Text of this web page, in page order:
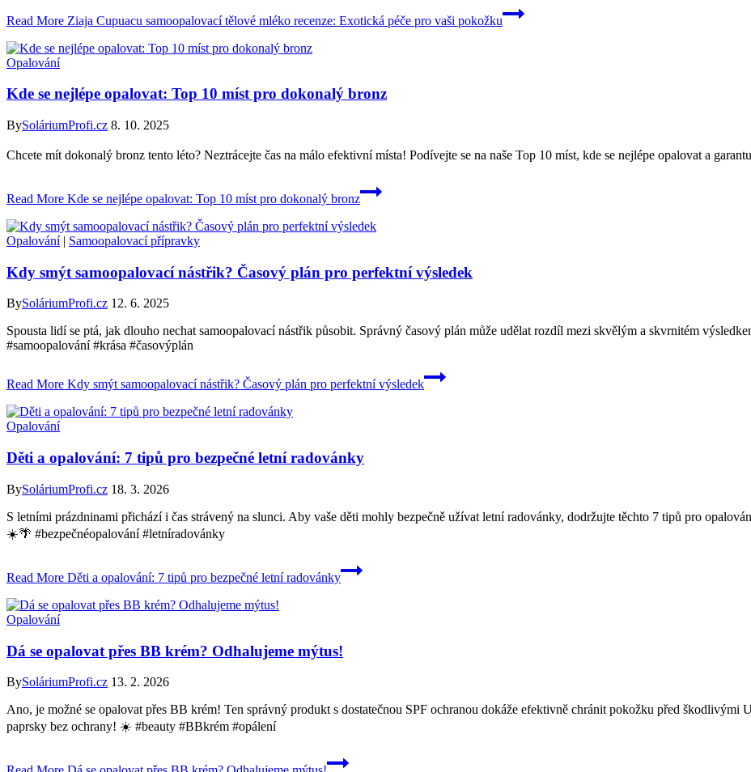
Read More Ziaja Cupuacu samoopalovací tělové mléko recenze: Exotická péče pro vaši pokožku
Opalování
Kde se nejlépe opalovat: Top 10 míst pro dokonalý bronz
BySoláriumProfi.cz 8. 10. 2025
Chcete mít dokonalý bronz tento léto? Neztrácejte čas na málo efektivní místa! Podívejte se na naše Top 10 míst, kde se nejlépe opalovat a
Read More Kde se nejlépe opalovat: Top 10 míst pro dokonalý bronz
Opalování| Samoopalovací přípravky
Kdy smýt samoopalovací nástřik? Časový plán pro perfektní výsledek
BySoláriumProfi.cz 12. 6. 2025
Spousta lidí se ptá, jak dlouho nechat samoopalovací nástřik působit. Správný časový plán může udělat rozdíl mezi skvělým a skvrnitém
#samoopalování #krása #časovýplán
Read More Kdy smýt samoopalovací nástřik? Časový plán pro perfektní výsledek
Opalování
Děti a opalování: 7 tipů pro bezpečné letní radovánky
BySoláriumProfi.cz 18. 3. 2026
S letními prázdninami přichází i čas strávený na slunci. Aby vaše děti mohly bezpečně užívat letní radovánky, dodržujte těchto 7 tipů pro
☀️🌴 #bezpečnéopalování #letníradovánky
Read More Děti a opalování: 7 tipů pro bezpečné letní radovánky
Opalování
Dá se opalovat přes BB krém? Odhalujeme mýtus!
BySoláriumProfi.cz 13. 2. 2026
Ano, je možné se opalovat přes BB krém! Ten správný produkt s dostatečnou SPF ochranou dokáže efektivně chránit pokožku před škodlivými
paprsky bez ochrany! ☀️ #beauty #BBkrém #opálení